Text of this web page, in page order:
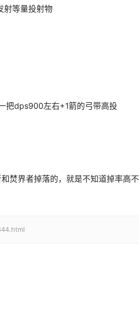
射等量投射物
把dps900左右+1箭的弓带高投
焚界者掉落的，就是不知道掉率高不